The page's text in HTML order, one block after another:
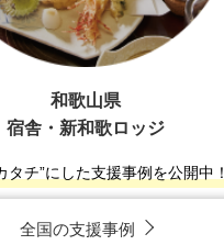
和歌山県
宿舎・新和歌ロッジ
タチ”にした支援事例を公開中！
全国の支援事例